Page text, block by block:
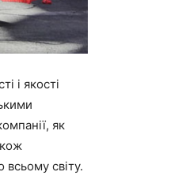
і якості
як
всьому світу.